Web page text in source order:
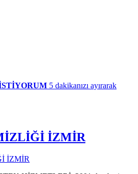
5 dakikanızı ayırarak
İZMİR